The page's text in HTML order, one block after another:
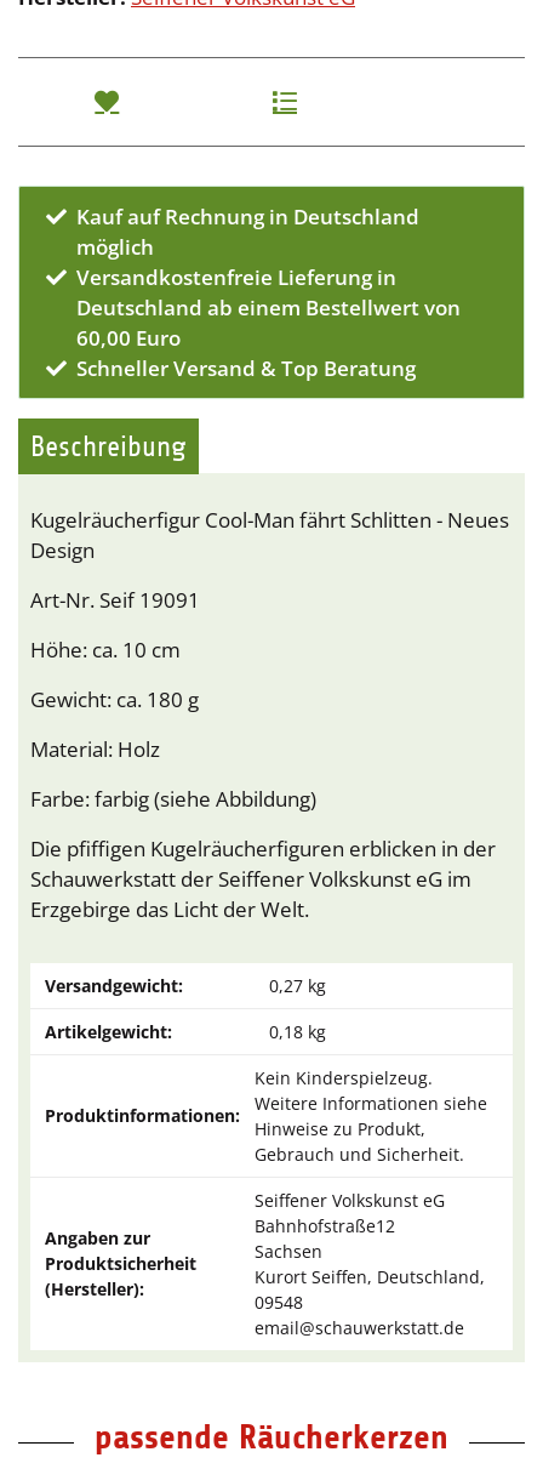
Kauf auf Rechnung in Deutschland
möglich
Versandkostenfreie Lieferung in
Deutschland ab einem Bestellwert von
60,00 Euro
Schneller Versand & Top Beratung
Beschreibung
Kugelräucherfigur Cool-Man fährt Schlitten - Neues
Design
Art-Nr. Seif 19091
Höhe: ca. 10 cm
Gewicht: ca. 180 g
Material: Holz
Farbe: farbig (siehe Abbildung)
Die pfiffigen Kugelräucherfiguren erblicken in der
Schauwerkstatt der Seiffener Volkskunst eG im
Erzgebirge das Licht der Welt.
Versandgewicht:
0,27 kg
Artikelgewicht:
0,18 kg
Produktinformationen:
Kein Kinderspielzeug.
Weitere Informationen siehe
Hinweise zu Produkt,
Gebrauch und Sicherheit.
Angaben zur
Produktsicherheit
(Hersteller):
Seiffener Volkskunst eG
Bahnhofstraße12
Sachsen
Kurort Seiffen, Deutschland,
09548
email@schauwerkstatt.de
passende Räucherkerzen